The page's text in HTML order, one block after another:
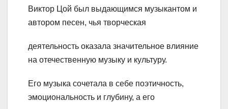
Виктор Цой был выдающимся музыкантом и
автором песен, чья творческая
деятельность оказала значительное влияние
на отечественную музыку и культуру.
Его музыка сочетала в себе поэтичность,
эмоциональность и глубину, а его